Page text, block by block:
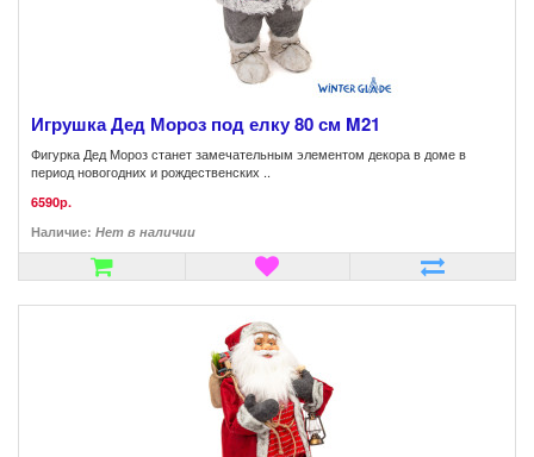
Игрушка Дед Мороз под елку 80 см M21
Фигурка Дед Мороз станет замечательным элементом декора в доме в
период новогодних и рождественских ..
6590р.
Наличие: Нет в наличии